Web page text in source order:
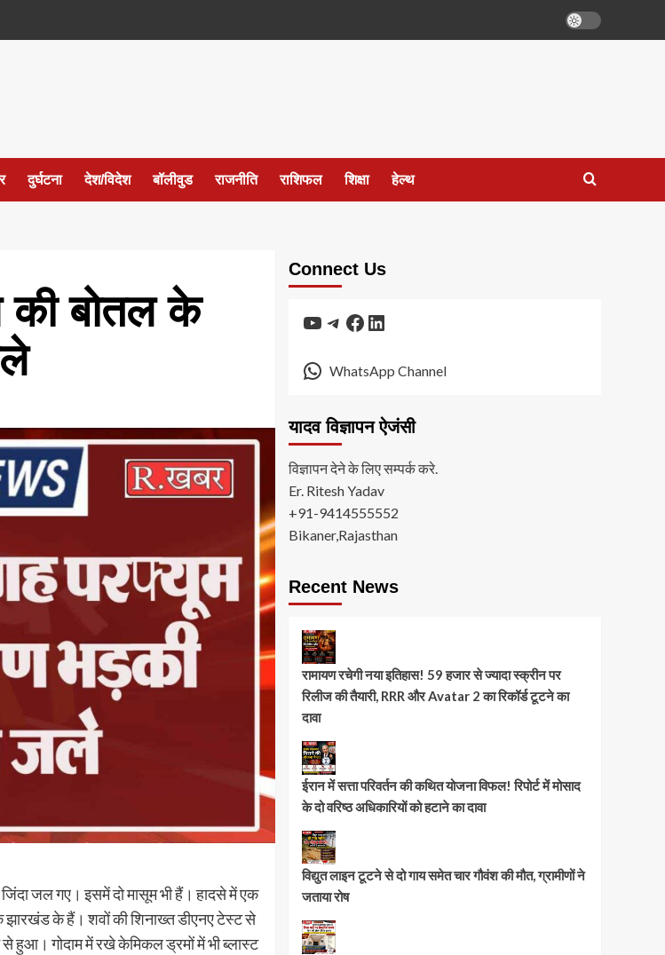
दुर्घटना देश/विदेश बॉलीवुड राजनीति राशिफल शिक्षा हेल्थ
की बोतल के
जल गए। इसमें दो मासूम भी हैं। हादसे में एक
झारखंड के हैं। शवों की शिनाख्त डीएनए टेस्ट से
हुआ। गोदाम में रखे केमिकल ड्रमों में भी ब्लास्ट
Connect Us
YouTube
Telegram
Facebook
LinkedIn
WhatsApp Channel
यादव विज्ञापन ऐजंसी
विज्ञापन देने के लिए सम्पर्क करे.
Er. Ritesh Yadav
+91-9414555552
Bikaner,Rajasthan
Recent News
रामायण रचेगी नया इतिहास! 59 हजार से ज्यादा स्क्रीन पर
रिलीज की तैयारी, RRR और Avatar 2 का रिकॉर्ड टूटने का
दावा
ईरान में सत्ता परिवर्तन की कथित योजना विफल! रिपोर्ट में मोसाद
के दो वरिष्ठ अधिकारियों को हटाने का दावा
विद्युत लाइन टूटने से दो गाय समेत चार गौवंश की मौत, ग्रामीणों ने
जताया रोष